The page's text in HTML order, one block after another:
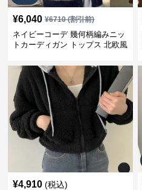
¥6,040 ¥6710(割引前)
ネイビーコーデ 幾何柄編みニッ
トカーディガン トップス 北欧風
¥4,910 (税込)